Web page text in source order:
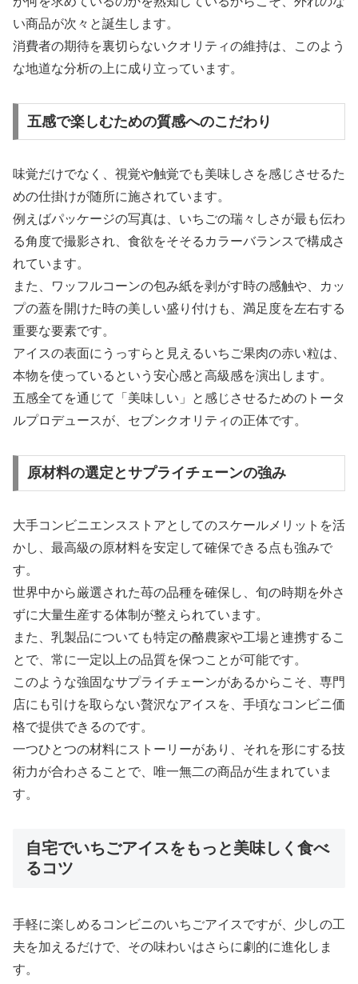
い商品が次々と誕生します。
消費者の期待を裏切らないクオリティの維持は、このよう
な地道な分析の上に成り立っています。
五感で楽しむための質感へのこだわり
味覚だけでなく、視覚や触覚でも美味しさを感じさせるた
めの仕掛けが随所に施されています。
例えばパッケージの写真は、いちごの瑞々しさが最も伝わ
る角度で撮影され、食欲をそそるカラーバランスで構成さ
れています。
また、ワッフルコーンの包み紙を剥がす時の感触や、カッ
プの蓋を開けた時の美しい盛り付けも、満足度を左右する
重要な要素です。
アイスの表面にうっすらと見えるいちご果肉の赤い粒は、
本物を使っているという安心感と高級感を演出します。
五感全てを通じて「美味しい」と感じさせるためのトータ
ルプロデュースが、セブンクオリティの正体です。
原材料の選定とサプライチェーンの強み
大手コンビニエンスストアとしてのスケールメリットを活
かし、最高級の原材料を安定して確保できる点も強みで
す。
世界中から厳選された苺の品種を確保し、旬の時期を外さ
ずに大量生産する体制が整えられています。
また、乳製品についても特定の酪農家や工場と連携するこ
とで、常に一定以上の品質を保つことが可能です。
このような強固なサプライチェーンがあるからこそ、専門
店にも引けを取らない贅沢なアイスを、手頃なコンビニ価
格で提供できるのです。
一つひとつの材料にストーリーがあり、それを形にする技
術力が合わさることで、唯一無二の商品が生まれていま
す。
自宅でいちごアイスをもっと美味しく食べ
るコツ
手軽に楽しめるコンビニのいちごアイスですが、少しの工
夫を加えるだけで、その味わいはさらに劇的に進化しま
す。